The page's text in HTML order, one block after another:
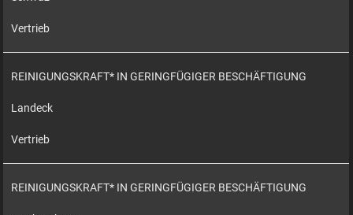
Vertrieb
REINIGUNGSKRAFT* IN GERINGFÜGIGER BESCHÄFTIGUNG
Landeck
Vertrieb
REINIGUNGSKRAFT* IN GERINGFÜGIGER BESCHÄFTIGUNG